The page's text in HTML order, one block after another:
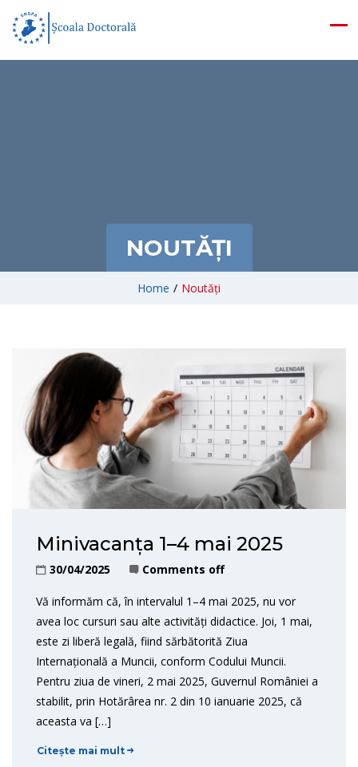
NOUTĂȚI
Home / Noutăți
Minivacanța 1–4 mai 2025
30/04/2025 Comments off
Vă informăm că, în intervalul 1–4 mai 2025, nu vor
avea loc cursuri sau alte activități didactice. Joi, 1 mai,
este zi liberă legală, fiind sărbătorită Ziua
Internațională a Muncii, conform Codului Muncii.
Pentru ziua de vineri, 2 mai 2025, Guvernul României a
stabilit, prin Hotărârea nr. 2 din 10 ianuarie 2025, că
aceasta va […]
Citește mai mult